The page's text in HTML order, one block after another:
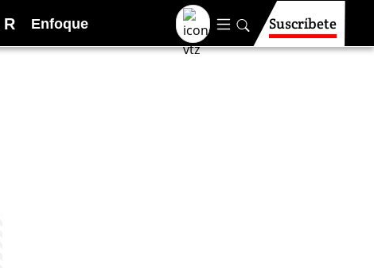
R Enfoque Suscríbete